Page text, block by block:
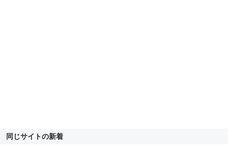
同じサイトの新着